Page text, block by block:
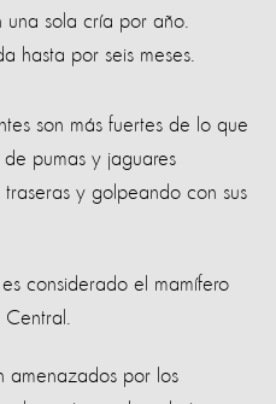
una sola cría por año.
hasta por seis meses.
son más fuertes de lo que
pumas y jaguares
traseras y golpeando con sus
considerado el mamífero
amenazados por los